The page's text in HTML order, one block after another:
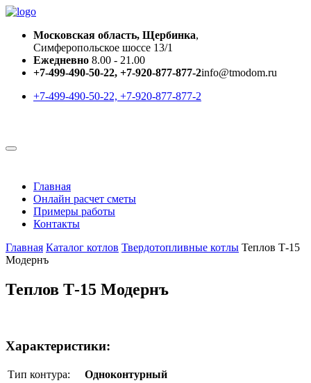
Московская область, Щербинка,
Симферопольское шоссе 13/1
Ежедневно 8.00 - 21.00
+7-499-490-50-22, +7-920-877-877-2info@tmodom.ru
+7-499-490-50-22, +7-920-877-877-2
Главная
Онлайн расчет сметы
Примеры работы
Контакты
Главная Каталог котлов Твердотопливные котлы Теплов Т-15
Модернъ
Теплов Т-15 Модернъ
Характеристики:
Тип контура:
Одноконтурный